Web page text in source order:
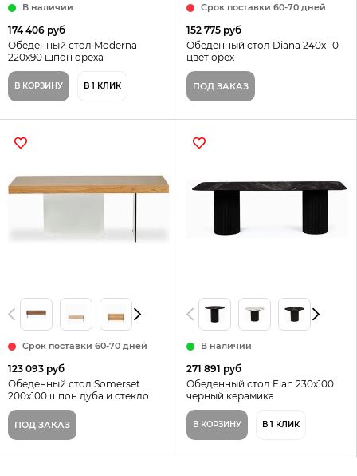
В наличии
174 406 руб
Обеденный стол Moderna
220х90 шпон ореха
В КОРЗИНУ В 1 КЛИК
Срок поставки 60-70 дней
152 775 руб
Обеденный стол Diana 240х110
цвет орех
ПОД ЗАКАЗ
Срок поставки 60-70 дней
123 093 руб
Обеденный стол Somerset
200x100 шпон дуба и стекло
ПОД ЗАКАЗ
В наличии
271 891 руб
Обеденный стол Elan 230х100
черный керамика
В КОРЗИНУ В 1 КЛИК